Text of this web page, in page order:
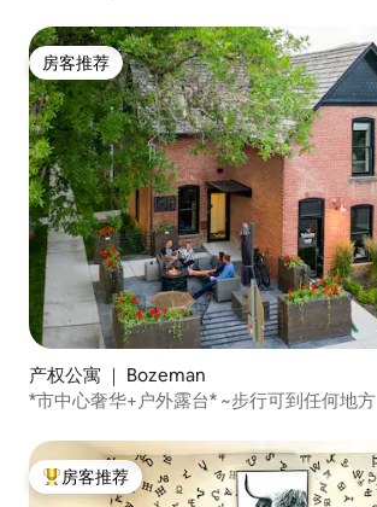
房客推荐
房客推荐
产权公寓 ｜ Bozeman
*市中心奢华+户外露台* ~步行可到任何地方
热门「房客推荐」
房客推荐